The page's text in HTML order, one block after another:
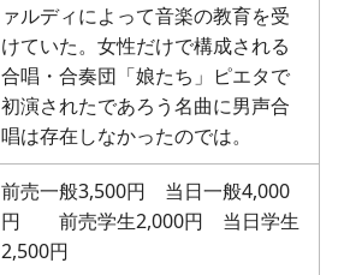
ァルディによって音楽の教育を受
けていた。女性だけで構成される
合唱・合奏団「娘たち」ピエタで
初演されたであろう名曲に男声合
唱は存在しなかったのでは。
前売一般3,500円 当日一般4,000
円 前売学生2,000円 当日学生
2,500円